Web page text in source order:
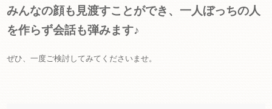
みんなの顔も見渡すことができ、一人ぼっちの人
を作らず会話も弾みます♪
ぜひ、一度ご検討してみてくださいませ。